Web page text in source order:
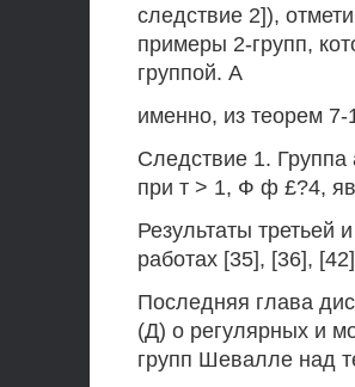
следствие 2]),
примеры 2-групп,
группой. А
именно, из теорем 7-
Следствие 1.
при т > 1, Ф ф £?4,
Результаты третьей
работах [35], [36],
Последняя глава
(Д) о регулярных и
групп Шевалле над